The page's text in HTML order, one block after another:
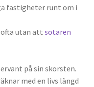
fastigheter runt om i
utan att sotaren
på sin skorsten.
med en livs längd